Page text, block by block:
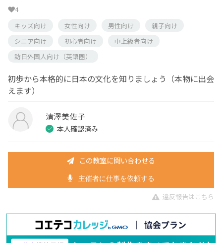
4
キッズ向け
女性向け 男性向け
親子向け
シニア向け
初心者向け
中上級者向け
訪日外国人向け（英語圏）
初歩から本格的に日本の文化を知りましょう（本物に出会
えます）
清澤美佐子
本人確認済み
この教室に問い合わせる
主催者に仕事を依頼する
違反報告はこちら